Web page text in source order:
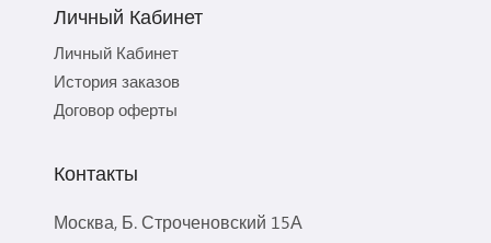
Личный Кабинет
Личный Кабинет
История заказов
Договор оферты
Контакты
Москва, Б. Строченовский 15А